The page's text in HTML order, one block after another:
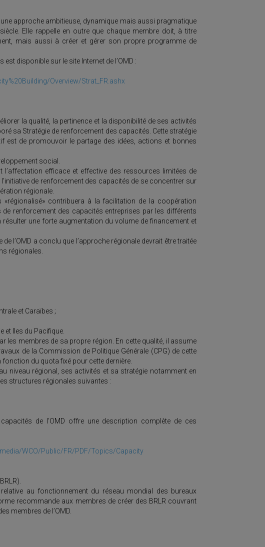
approche ambitieuse, dynamique mais aussi pragmatique
Elle rappelle en outre que chaque membre doit, à titre
mais aussi à créer et gérer son propre programme de
disponible sur le site Internet de l’OMD :
Overview/Strat_FR.ashx
la qualité, la pertinence et la disponibilité de ses activités
sa Stratégie de renforcement des capacités. Cette stratégie
est de promouvoir le partage des idées, actions et bonnes
social.
l’affectation efficace et effective des ressources limitées de
de renforcement des capacités de se concentrer sur
régionale.
contribuera à la facilitation de la coopération
renforcement des capacités entreprises par les différents
une forte augmentation du volume de financement et
l’OMD a conclu que l’approche régionale devrait être traitée
régionales.
et Caraïbes ;
et Iles du Pacifique.
les membres de sa propre région. En cette qualité, il assume
de la Commission de Politique Générale (CPG) de cette
du quota fixé pour cette dernière.
niveau régional, ses activités et sa stratégie notamment en
structures régionales suivantes :
de l’OMD offre une description complète de ces
WCO/Public/FR/PDF/Topics/Capacity
au fonctionnement du réseau mondial des bureaux
recommande aux membres de créer des BRLR couvrant
membres de l’OMD.